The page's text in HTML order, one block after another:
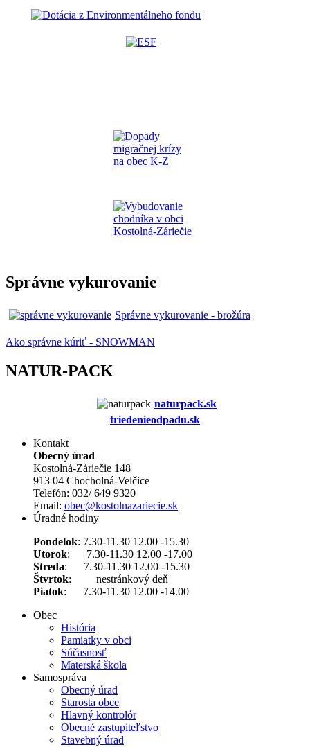
Správne vykurovanie
Správne vykurovanie - brožúra
Ako správne kúriť - SNOWMAN
NATUR-PACK
naturpack.sk
triedenieodpadu.sk
Kontakt
Obecný úrad
Kostolná-Záriečie 148
913 04 Chocholná-Velčice
Telefón: 032/ 649 9320
Email: obec@kostolnazariecie.sk
Úradné hodiny
Pondelok: 7.30-11.30 12.00 -15.30
Utorok: 7.30-11.30 12.00 -17.00
Streda: 7.30-11.30 12.00 -15.30
Štvrtok: nestránkový deň
Piatok: 7.30-11.30 12.00 -14.00
Obec
História
Pamiatky v obci
Súčasnosť
Materská škola
Samospráva
Obecný úrad
Starosta obce
Hlavný kontrolór
Obecné zastupiteľstvo
Stavebný úrad